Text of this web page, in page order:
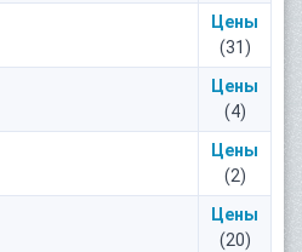
Цены
(31)
Цены
(4)
Цены
(2)
Цены
(20)